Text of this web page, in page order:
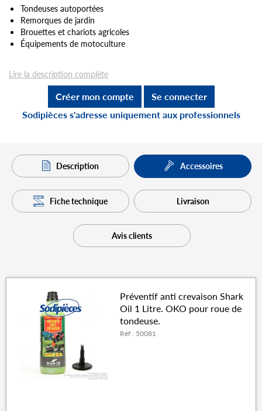
Tondeuses autoportées
Remorques de jardin
Brouettes et chariots agricoles
Équipements de motoculture
Lire la description complète
Créer mon compte
Se connecter
Sodipièces s'adresse uniquement aux professionnels
Description Accessoires
Fiche technique Livraison
Avis clients
Préventif anti crevaison Shark
Oil 1 Litre. OKO pour roue de
tondeuse.
Réf : 50081